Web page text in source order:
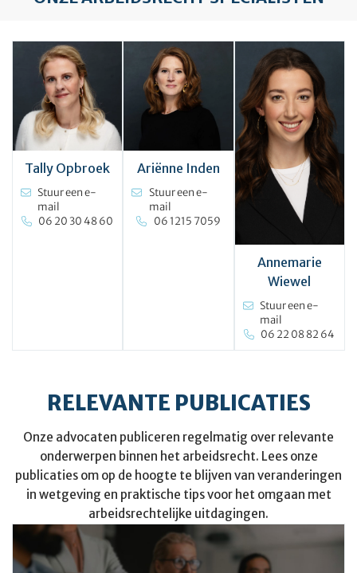
Tally Opbroek
Stuur een e-
mail
06 20 30 48 60
Ariënne Inden
Stuur een e-
mail
06 1215 7059
Annemarie
Wiewel
Stuur een e-
mail
06 22 08 82 64
RELEVANTE PUBLICATIES
Onze advocaten publiceren regelmatig over relevante
onderwerpen binnen het arbeidsrecht. Lees onze
publicaties om op de hoogte te blijven van veranderingen
in wetgeving en praktische tips voor het omgaan met
arbeidsrechtelijke uitdagingen.